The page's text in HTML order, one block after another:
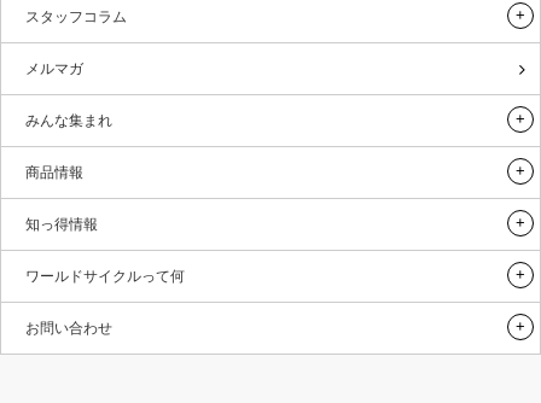
スタッフコラム
メルマガ
みんな集まれ
商品情報
知っ得情報
ワールドサイクルって何
お問い合わせ